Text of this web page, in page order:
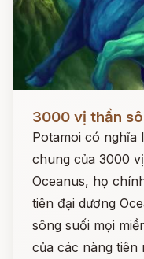
3000 vị thần
Potamoi có nghĩa
chung của 3000
Oceanus, họ
tiên đại dương
sông suối mọi
của các nàng tiên